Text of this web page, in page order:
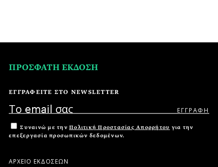
ΠΡΟΣΦΑΤΗ ΕΚΔΟΣΗ
ΕΓΓΡΑΦΕΙΤΕ ΣΤΟ NEWSLETTER
Συναινώ με την Πολιτική Προστασίας Απορρήτου για την
επεξεργασία προσωπικών δεδομένων.
ΑΡΧΕΙΟ ΕΚΔΟΣΕΩΝ